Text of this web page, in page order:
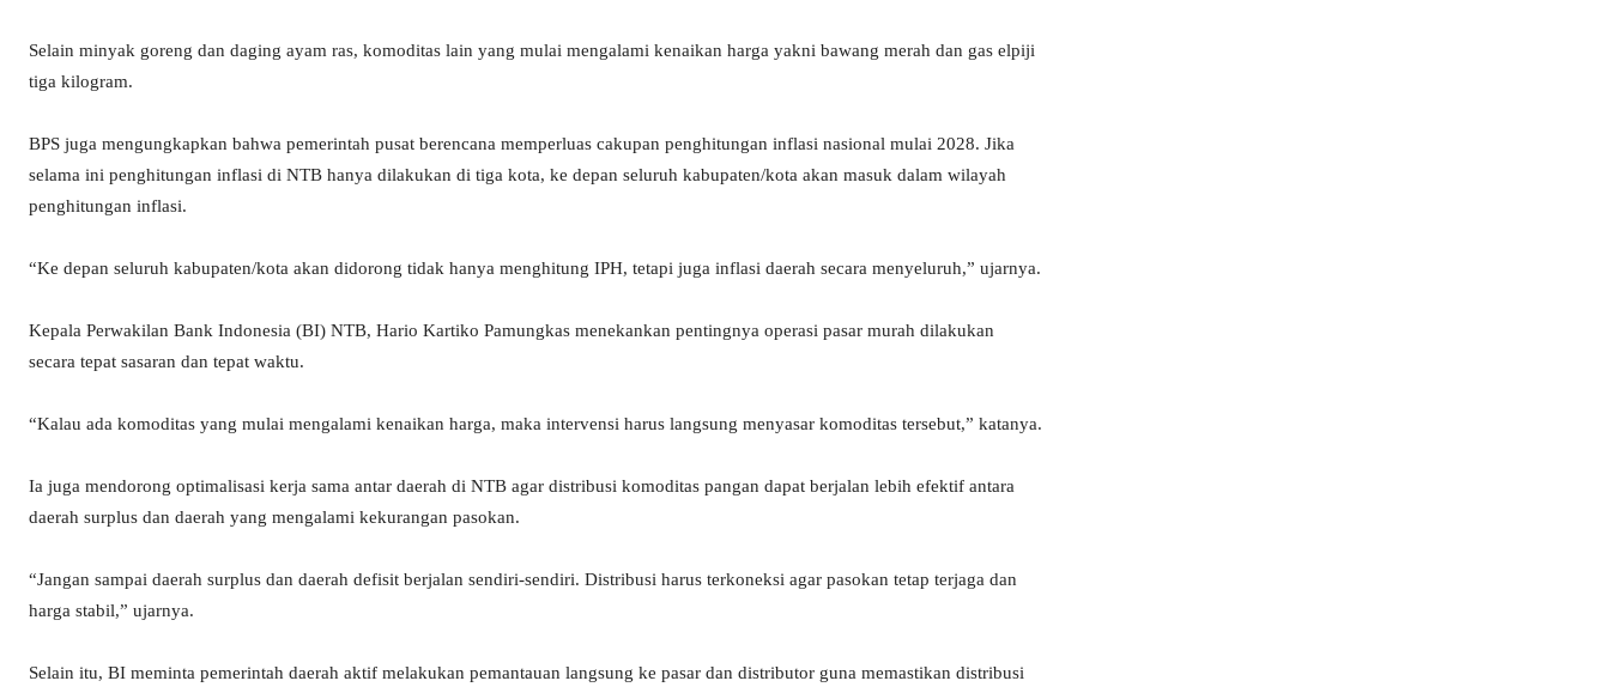
Selain minyak goreng dan daging ayam ras, komoditas lain yang mulai mengalami kenaikan harga yakni bawang merah dan gas elpiji
tiga kilogram.
BPS juga mengungkapkan bahwa pemerintah pusat berencana memperluas cakupan penghitungan inflasi nasional mulai 2028. Jika
selama ini penghitungan inflasi di NTB hanya dilakukan di tiga kota, ke depan seluruh kabupaten/kota akan masuk dalam wilayah
penghitungan inflasi.
“Ke depan seluruh kabupaten/kota akan didorong tidak hanya menghitung IPH, tetapi juga inflasi daerah secara menyeluruh,” ujarnya.
Kepala Perwakilan Bank Indonesia (BI) NTB, Hario Kartiko Pamungkas menekankan pentingnya operasi pasar murah dilakukan
secara tepat sasaran dan tepat waktu.
“Kalau ada komoditas yang mulai mengalami kenaikan harga, maka intervensi harus langsung menyasar komoditas tersebut,” katanya.
Ia juga mendorong optimalisasi kerja sama antar daerah di NTB agar distribusi komoditas pangan dapat berjalan lebih efektif antara
daerah surplus dan daerah yang mengalami kekurangan pasokan.
“Jangan sampai daerah surplus dan daerah defisit berjalan sendiri-sendiri. Distribusi harus terkoneksi agar pasokan tetap terjaga dan
harga stabil,” ujarnya.
Selain itu, BI meminta pemerintah daerah aktif melakukan pemantauan langsung ke pasar dan distributor guna memastikan distribusi